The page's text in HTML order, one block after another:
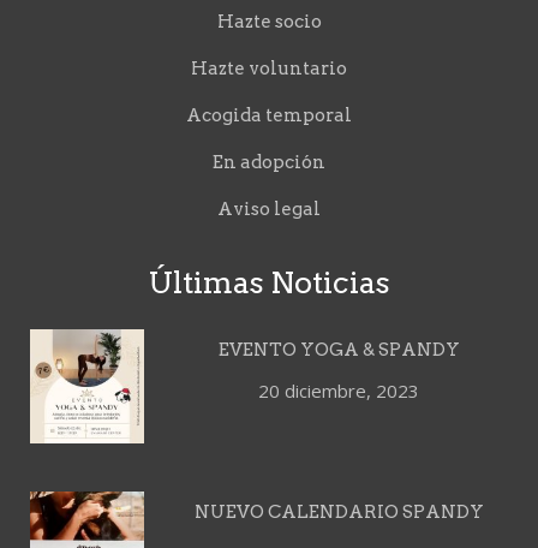
Hazte socio
Hazte voluntario
Acogida temporal
En adopción
Aviso legal
Últimas Noticias
EVENTO YOGA & SPANDY
20 diciembre, 2023
NUEVO CALENDARIO SPANDY